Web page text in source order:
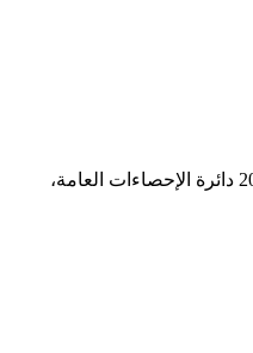
حقوق الطبع والنشر محفوظة © 2026 دائرة الإحصاءات العامة،